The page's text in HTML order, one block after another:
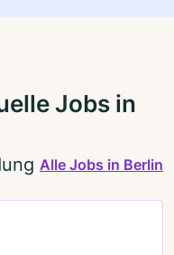
Jobs in
Alle Jobs in Berlin